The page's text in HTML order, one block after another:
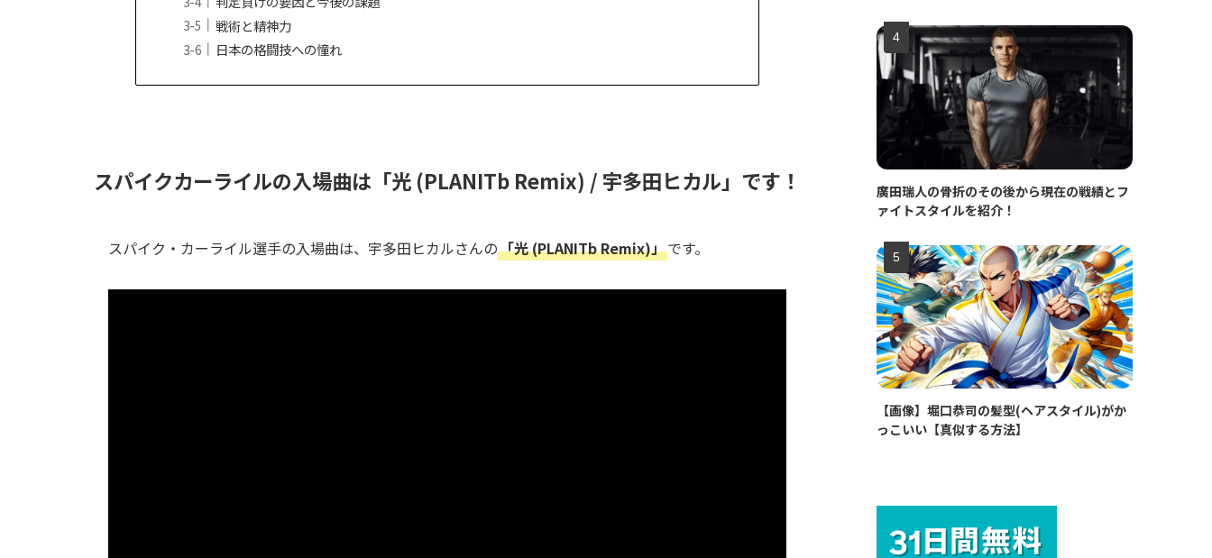
戦術と精神力
日本の格闘技への憧れ
スパイクカーライルの入場曲は「光 (PLANITb Remix) / 宇多田ヒカル」です！
スパイク・カーライル選手の入場曲は、宇多田ヒカルさんの「光 (PLANITb Remix)」です。
廣田瑞人の骨折のその後から現在の戦績とフ
ァイトスタイルを紹介！
【画像】堀口恭司の髪型(ヘアスタイル)がか
っこいい【真似する方法】